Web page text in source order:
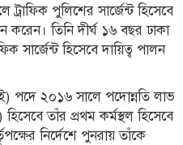
পুলিশের সার্জেন্ট হিসেবে
করেন। তিনি দীর্ঘ ১৬ বছর ঢাকা
সার্জেন্ট হিসেবে দায়িত্ব পালন
পদে ২০১৬ সালে পদোন্নতি লাভ
তাঁর প্রথম কর্মস্থল হিসেবে
নির্দেশে পুনরায় তাঁকে